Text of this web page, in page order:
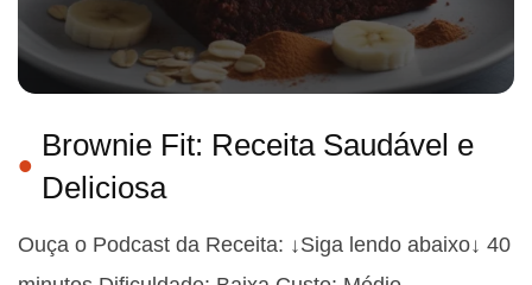
Brownie Fit: Receita Saudável e
Deliciosa
Ouça o Podcast da Receita: ↓Siga lendo abaixo↓ 40